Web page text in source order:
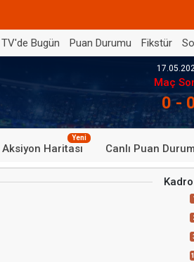
TV'de Bugün Puan Durumu Fikstür
Maç
0 -
Aksiyon Haritası
Yeni
Canlı Puan
Kadro